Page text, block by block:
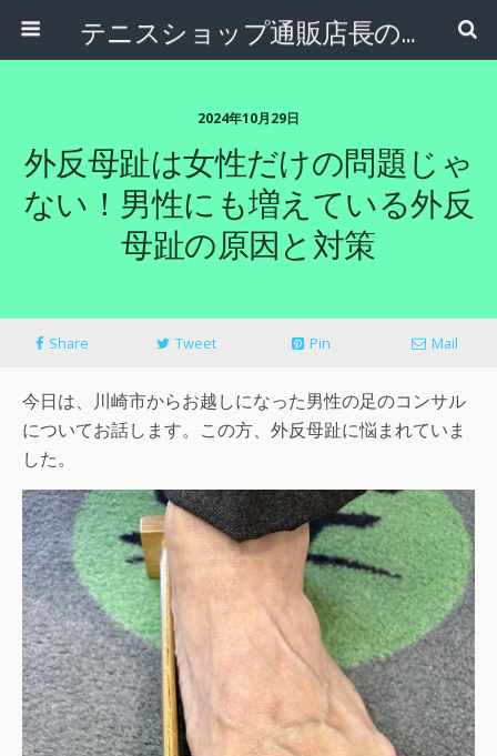
テニスショップ通販店長のブログ＠テニスショップLAFINO 西山克久
2024年10月29日
外反母趾は女性だけの問題じゃ
ない！男性にも増えている外反
母趾の原因と対策
Share Tweet Pin Mail
今日は、川崎市からお越しになった男性の足のコンサル
についてお話します。この方、外反母趾に悩まれていま
した。